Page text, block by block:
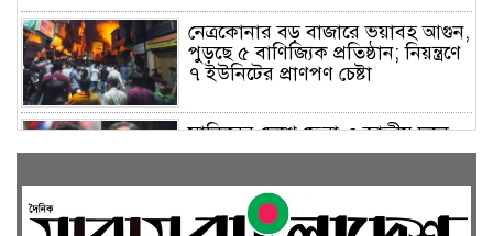
নেত্রকোনার বড় বাজারে ভয়াবহ আগুন,
পুড়ছে ৫ বাণিজ্যিক প্রতিষ্ঠান; নিয়ন্ত্রণে
৭ ইউনিটের প্রাণপণ চেষ্টা
সাকিবের দেশে ফেরা ও জাতীয় দলে
ফেরার সম্ভাবনা নেই, ইঙ্গিত ক্রীড়া